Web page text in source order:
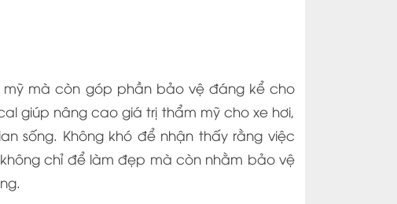
mà còn góp phần bảo vệ đáng kể cho
giúp nâng cao giá trị thẩm mỹ cho xe hơi,
sống. Không khó để nhận thấy rằng việc
chỉ để làm đẹp mà còn nhằm bảo vệ